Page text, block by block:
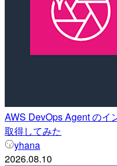
AWS DevOps Agent のイ
取得してみた
yhana
2026.08.10